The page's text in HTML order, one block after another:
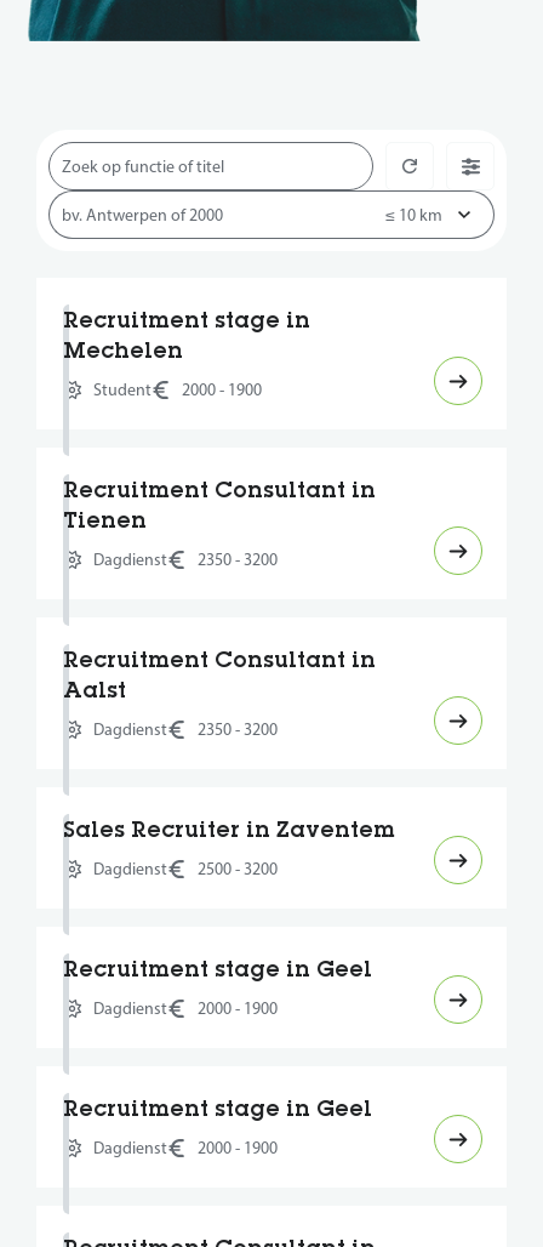
Recruitment stage in
Mechelen
Student 2000 - 1900
Recruitment Consultant in
Tienen
Dagdienst 2350 - 3200
Recruitment Consultant in
Aalst
Dagdienst 2350 - 3200
Sales Recruiter in Zaventem
Dagdienst 2500 - 3200
Recruitment stage in Geel
Dagdienst 2000 - 1900
Recruitment stage in Geel
Dagdienst 2000 - 1900